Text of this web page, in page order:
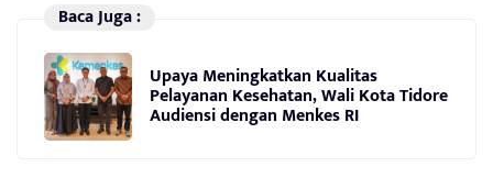
Baca Juga :
Upaya Meningkatkan Kualitas
Pelayanan Kesehatan, Wali Kota Tidore
Audiensi dengan Menkes RI